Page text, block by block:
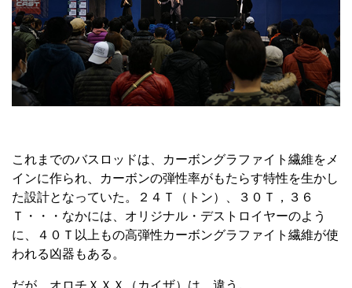
これまでのバスロッドは、カーボングラファイト繊維をメ
インに作られ、カーボンの弾性率がもたらす特性を生かし
た設計となっていた。２４Ｔ（トン）、３０Ｔ，３６
Ｔ・・・なかには、オリジナル・デストロイヤーのよう
に、４０Ｔ以上もの高弾性カーボングラファイト繊維が使
われる凶器もある。